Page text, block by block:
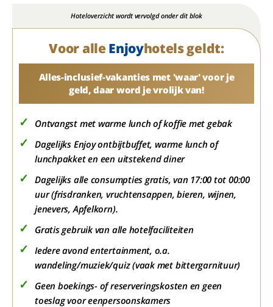
Hoteloverzicht wordt vervolgd onder dit blok
Voor alle Enjoyhotels geldt:
Alles-inclusief-vakanties met 'waar' voor je
geld, daar word je vrolijk van!
Ontvangst met warme lunch of koffie met gebak
Dagelijks Enjoy ontbijtbuffet, warme lunch of
lunchpakket en een uitstekend diner
Dagelijks alle consumpties gratis, van 17:00 tot 00:00
uur (frisdranken, vruchtensappen, bieren, wijnen,
jenevers, Apfelkorn).
Gratis gebruik van alle hotelfaciliteiten
Iedere avond entertainment, o.a.
wandeling/muziek/quiz (vaak met bittergarnituur)
Geen boekings- of reserveringskosten en geen
toeslag voor eenpersoonskamers